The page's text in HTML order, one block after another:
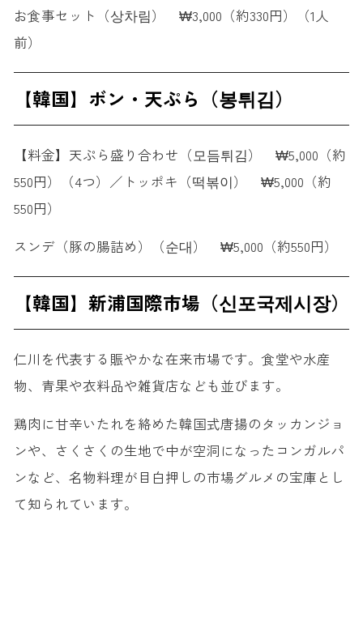
お食事セット（상차림） ₩3,000（約330円）（1人
前）
【韓国】ボン・天ぷら（봉튀김）
【料金】天ぷら盛り合わせ（모듬튀김） ₩5,000（約
550円）（4つ）／トッポキ（떡볶이） ₩5,000（約
550円）
スンデ（豚の腸詰め）（순대） ₩5,000（約550円）
【韓国】新浦国際市場（신포국제시장）
仁川を代表する賑やかな在来市場です。食堂や水産
物、青果や衣料品や雑貨店なども並びます。
鶏肉に甘辛いたれを絡めた韓国式唐揚のタッカンジョ
ンや、さくさくの生地で中が空洞になったコンガルパ
ンなど、名物料理が目白押しの市場グルメの宝庫とし
て知られています。